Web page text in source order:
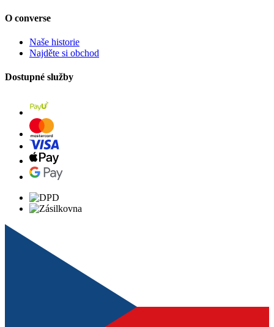
O converse
Naše historie
Najděte si obchod
Dostupné služby